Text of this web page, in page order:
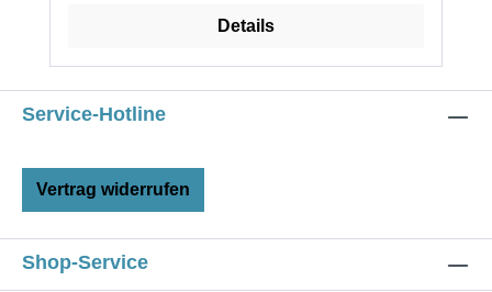
Details
Service-Hotline
Vertrag widerrufen
Shop-Service